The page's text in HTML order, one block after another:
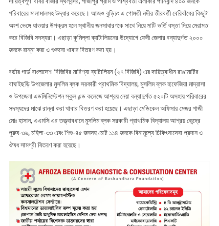
পরিবারের মালামালসহ উদ্ধার করেছে। আজও বুড়িচং এ গোমতী নদীর তীরবর্তী বেরিবাঁধের কিছুটা
অংশ ভেঙ্গে যাওয়ার উপক্রম হলে স্থানীয় জনসাধারণকে সাথে নিয়ে মাটি ভর্তি বস্তা দিয়ে মেরামত
করে বিজিবি সদস্যরা। এছাড়া কুমিল্লা ব্যাটালিয়নের উদ্যোগে ফেনী জেলার বন্যাদুর্গত ২০০০
জনকে রান্না করা ও শুকনো খাবার বিতরণ করা হয়।
বর্ডার গার্ড বাংলাদেশ বিজিবির মারিশ্যা ব্যাটালিয়ন (২৭ বিজিবি) এর দায়িত্বাধীন রাঙামাটির
বাঘাইছড়ি উপজেলার মুসলিম ব্লক সরকারী প্রাথমিক বিদ্যালয়, মুসলিম ব্লক হাফেজিয়া মাদ্রাসা
ও উপজেলা এডমিনিস্টেশন স্কুল এন্ড কলেজে আশ্রয় নেয়া বন্যাদুর্গত ৫২০টি অসহায় পরিবারের
সদস্যদের মাঝে রান্না করা খাবার বিতরণ করা হয়েছে। এছাড়া মেডিকেল অফিসার মেজর গাজী
মোঃ হাসান, এএমসি এর তত্ত্বাবধানে মুসলিম ব্লক সরকারী প্রাথমিক বিদ্যালয় আশ্রয় কেন্দ্রে
পুরুষ-৩৬, মহিলা-৩৩ এবং শিশু-৪৫ জনসহ মোট ১১৪ জনকে বিনামূল্যে চিকিৎসাসেবা প্রদান ও
ঔষধ সামগ্রী বিতরণ করা হয়েছে।